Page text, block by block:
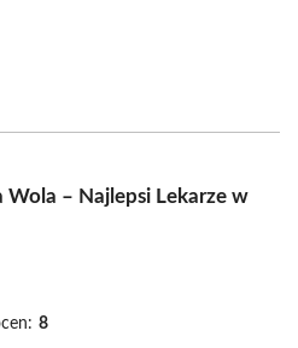
– Najlepsi Lekarze w
8